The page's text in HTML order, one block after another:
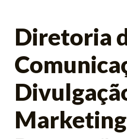
Diretoria